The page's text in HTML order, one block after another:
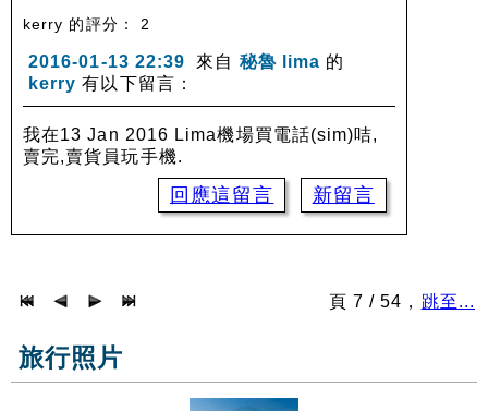
kerry 的評分： 2
2016-01-13 22:39 來自 秘魯 lima 的
kerry 有以下留言：
我在13 Jan 2016 Lima機場買電話(sim)咭,
賣完,賣貨員玩手機.
回應這留言 新留言
頁 7 / 54， 跳至...
旅行照片